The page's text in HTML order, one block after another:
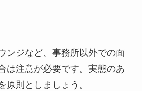
ンジなど、事務所以外での面
は注意が必要です。実態のあ
原則としましょう。